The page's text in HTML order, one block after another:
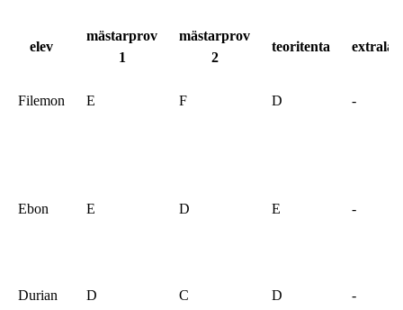
elev
mästarprov
1
mästarprov
2
teoritenta
Filemon E F D -
Ebon E D E -
Durian D C D -